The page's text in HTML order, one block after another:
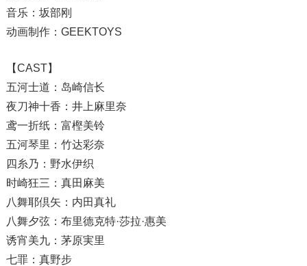
音乐：坂部刚
动画制作：GEEKTOYS
【CAST】
五河士道：岛崎信长
夜刀神十香：井上麻里奈
鸢一折纸：富樫美铃
五河琴里：竹达彩奈
四糸乃：野水伊织
时崎狂三：真田麻美
八舞耶倶矢：内田真礼
八舞夕弦：布里德克特·莎拉·惠美
诱宵美九：茅原実里
七罪：真野步